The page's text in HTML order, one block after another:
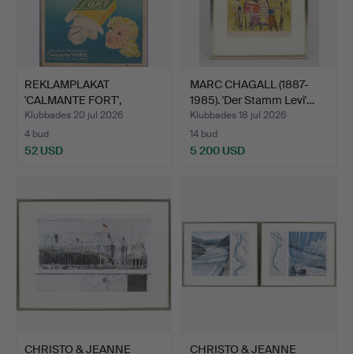
REKLAMPLAKAT
'CALMANTE FORT',
färgoffset, …
Klubbades 20 jul 2026
4 bud
52 USD
MARC CHAGALL (1887-
1985). 'Der Stamm Levi'…
Klubbades 18 jul 2026
14 bud
5 200 USD
CHRISTO & JEANNE
CHRISTO & JEANNE